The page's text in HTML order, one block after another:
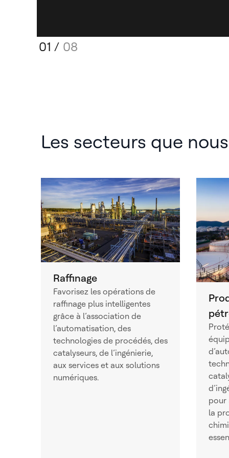
01 / 08
Les secteurs que
Raffinage
Favorisez les opérations de
raffinage plus intelligentes
grâce à l’association de
l’automatisation, des
technologies de procédés, des
catalyseurs, de l’ingénierie,
aux services et aux solutions
numériques.
pour
la